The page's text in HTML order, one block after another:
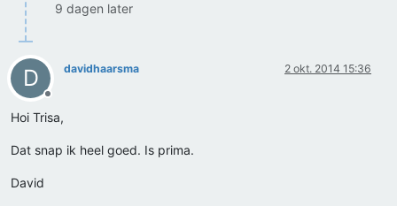
9 dagen later
D
Offline
davidhaarsma 2 okt. 2014 15:36
Hoi Trisa,
Dat snap ik heel goed. Is prima.
David